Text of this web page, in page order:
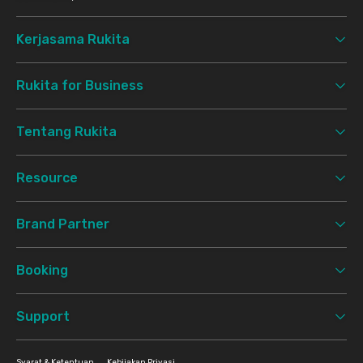
Kerjasama Rukita
Rukita for Business
Tentang Rukita
Resource
Brand Partner
Booking
Support